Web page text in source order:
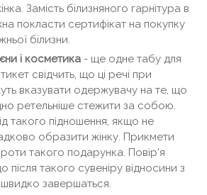
Замість білизняного гарнітура в
покласти сертифікат на покупку
білизни.
і косметика - ще одне табу для
свідчить, що ці речі при
вказувати одержувачу на те, що
ретельніше стежити за собою.
такого підношення, якщо не
образити жінку. Прикмети
такого подарунка. Повір'я
після такого сувеніру відносини з
завершаться.